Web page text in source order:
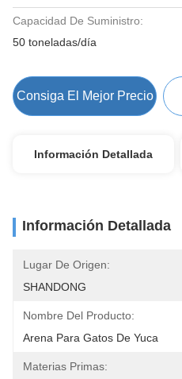
Capacidad De Suministro:
50 toneladas/día
Consiga El Mejor Precio
Información Detallada
Información Detallada
Lugar De Origen:
SHANDONG
Nombre Del Producto:
Arena Para Gatos De Yuca
Materias Primas: